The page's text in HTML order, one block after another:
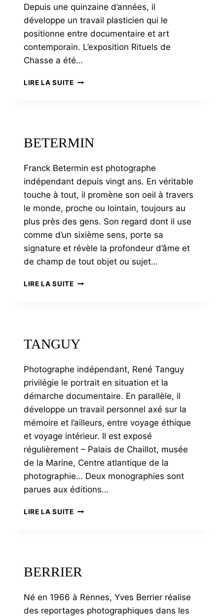
Depuis une quinzaine d’années, il
développe un travail plasticien qui le
positionne entre documentaire et art
contemporain. L’exposition Rituels de
Chasse a été…
LIRE LA SUITEGELLIE
BETERMIN
Franck Betermin est photographe
indépendant depuis vingt ans. En véritable
touche à tout, il promène son oeil à travers
le monde, proche ou lointain, toujours au
plus près des gens. Son regard dont il use
comme d’un sixième sens, porte sa
signature et révèle la profondeur d’âme et
de champ de tout objet ou sujet…
LIRE LA SUITEBETERMIN
TANGUY
Photographe indépendant, René Tanguy
privilégie le portrait en situation et la
démarche documentaire. En parallèle, il
développe un travail personnel axé sur la
mémoire et l’ailleurs, entre voyage éthique
et voyage intérieur. Il est exposé
régulièrement – Palais de Chaillot, musée
de la Marine, Centre atlantique de la
photographie… Deux monographies sont
parues aux éditions…
LIRE LA SUITETANGUY
BERRIER
Né en 1966 à Rennes, Yves Berrier réalise
des reportages photographiques dans les